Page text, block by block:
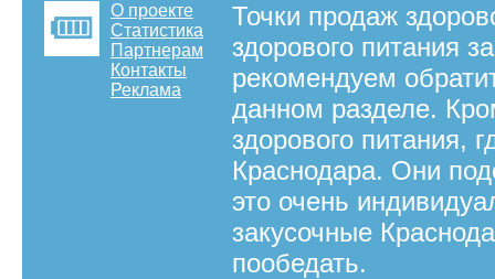
О проекте
Статистика
Партнерам
Контакты
Реклама
Точки продаж
здорового питания
рекомендуем
данном разделе.
здорового питания,
Краснодара. Они
это очень
закусочные
пообедать.